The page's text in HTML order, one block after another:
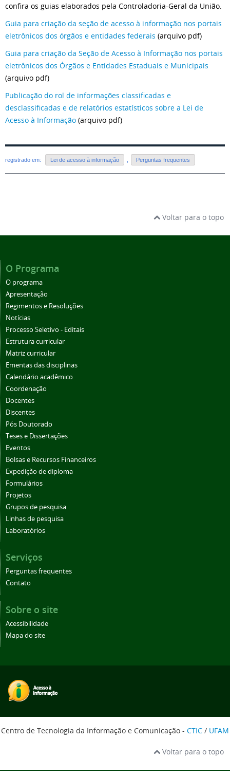
confira os guias elaborados pela Controladoria-Geral da União.
Guia para criação da seção de acesso à informação nos portais
eletrônicos dos órgãos e entidades federais (arquivo pdf)
Guia para criação da Seção de Acesso à Informação nos portais
eletrônicos dos Órgãos e Entidades Estaduais e Municipais
(arquivo pdf)
Publicação do rol de informações classificadas e
desclassificadas e de relatórios estatísticos sobre a Lei de
Acesso à Informação (arquivo pdf)
registrado em: Lei de acesso à informação Perguntas frequentes
Voltar para o topo
O Programa
O programa
Apresentação
Regimentos e Resoluções
Notícias
Processo Seletivo - Editais
Estrutura curricular
Matriz curricular
Ementas das disciplinas
Calendário acadêmico
Coordenação
Docentes
Discentes
Pós Doutorado
Teses e Dissertações
Eventos
Bolsas e Recursos Financeiros
Expedição de diploma
Formulários
Projetos
Grupos de pesquisa
Linhas de pesquisa
Laboratórios
Serviços
Perguntas frequentes
Contato
Sobre o site
Acessibilidade
Mapa do site
Centro de Tecnologia da Informação e Comunicação - CTIC / UFAM
Voltar para o topo